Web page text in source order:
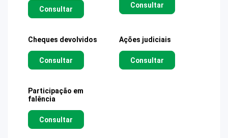
Consultar Consultar
Cheques devolvidos
Consultar
Ações judiciais
Consultar
Participação em
falência
Consultar